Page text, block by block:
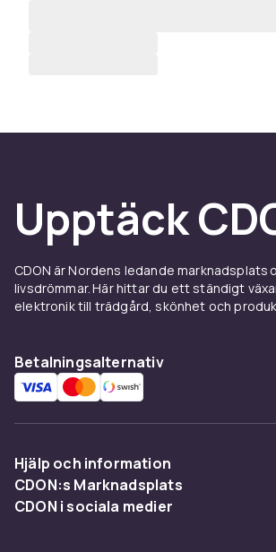
Upptäck
CDON är Nordens ledande
livsdrömmar. Här hittar du ett ständigt
elektronik till trädgård, skönhet och
Betalningsalternativ
Hjälp och information
Vanliga frågor
CDON:s Marknadsplats
Sälj på CDON
CDON i sociala medier